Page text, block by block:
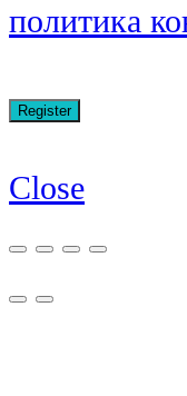
политика
Close